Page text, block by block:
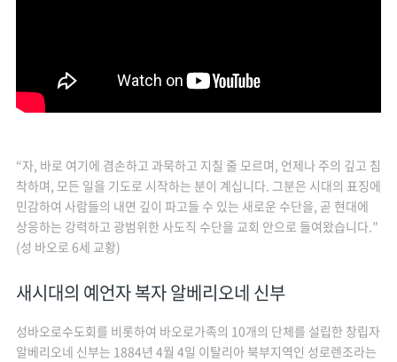
“자, 바로 여기에 겸손하고 과묵하고 지칠 줄 모르며, 언제나 주의 깊고 침
착하며, 모든 일을 기도로 시작하는 분이 계십니다. 그분은 시대의 표징에
민감하여 사람들의 내면 깊이 파고들 수 있는 새로운 수단을, 곧 현대에
상응하는 강력하고 광범위한 사도직 수단을 교회 안으로 들여왔습니다.”
(성 바오로 6세 교황)
새시대의 예언자 복자 알베리오네 신부
성바오로수도회를 비롯하여 바오로가족의 10개의 단체를 설립한 창립자
알베리오네 신부는 1884년 4월 4일 이탈리아 북부지역인 성로렌조라는